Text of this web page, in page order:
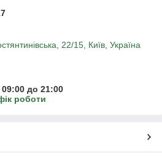
22/15, Київ, Україна
до 21:00
роботи